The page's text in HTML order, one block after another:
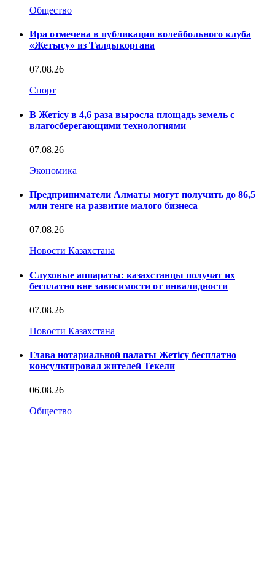
Общество
Ира отмечена в публикации волейбольного клуба
«Жетысу» из Талдыкоргана
07.08.26
Спорт
В Жетісу в 4,6 раза выросла площадь земель с
влагосберегающими технологиями
07.08.26
Экономика
Предприниматели Алматы могут получить до 86,5
млн тенге на развитие малого бизнеса
07.08.26
Новости Казахстана
Слуховые аппараты: казахстанцы получат их
бесплатно вне зависимости от инвалидности
07.08.26
Новости Казахстана
Глава нотариальной палаты Жетісу бесплатно
консультировал жителей Текели
06.08.26
Общество